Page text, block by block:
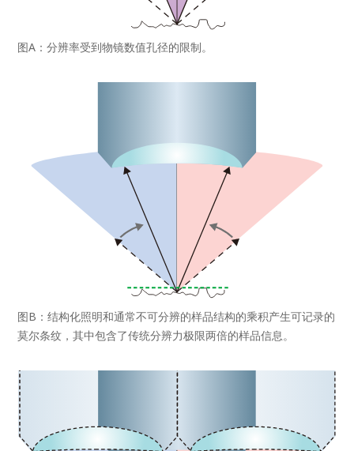
图A：分辨率受到物镜数值孔径的限制。
图B：结构化照明和通常不可分辨的样品结构的乘积产生可记录的
莫尔条纹，其中包含了传统分辨力极限两倍的样品信息。